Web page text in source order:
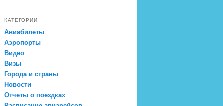
КАТЕГОРИИ
Авиабилеты
Аэропорты
Видео
Визы
Города и страны
Новости
Отчеты о поездках